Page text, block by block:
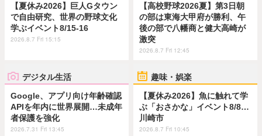
【夏休み2026】巨人Gタウン
で自由研究、世界の野球文化
学ぶイベント8/15-16
2026.8.7 Fri 15:15
【高校野球2026夏】第3日朝
の部は東海大甲府が勝利、午
後の部で八幡商と健大高崎が
激突
2026.8.7 Fri 12:45
デジタル生活
Google、アプリ向け年齢確認
APIを年内に世界展開…未成年
者保護を強化
2026.7.31 Fri 13:45
趣味・娯楽
【夏休み2026】魚に触れて学
ぶ「おさかな」イベント8/8…
川崎市
2026.8.7 Fri 10:45